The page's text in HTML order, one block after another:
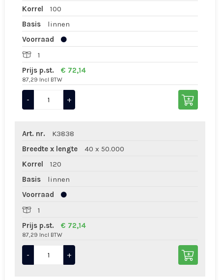
Korrel
100
Basis
linnen
Voorraad
1
Prijs p.st.
€ 72,14
87,29 Incl BTW
- +
Art. nr.
K3838
Breedte x lengte
40 x 50.000
Korrel
120
Basis
linnen
Voorraad
1
Prijs p.st.
€ 72,14
87,29 Incl BTW
- +